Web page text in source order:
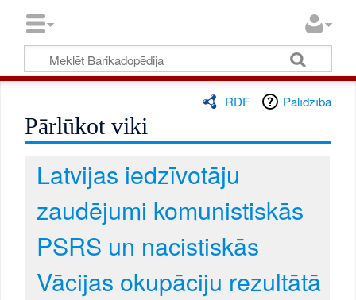
RDF Palīdzība
Pārlūkot viki
Latvijas iedzīvotāju
zaudējumi komunistiskās
PSRS un nacistiskās
Vācijas okupāciju rezultātā